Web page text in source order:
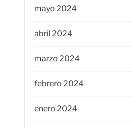
mayo 2024
abril 2024
marzo 2024
febrero 2024
enero 2024